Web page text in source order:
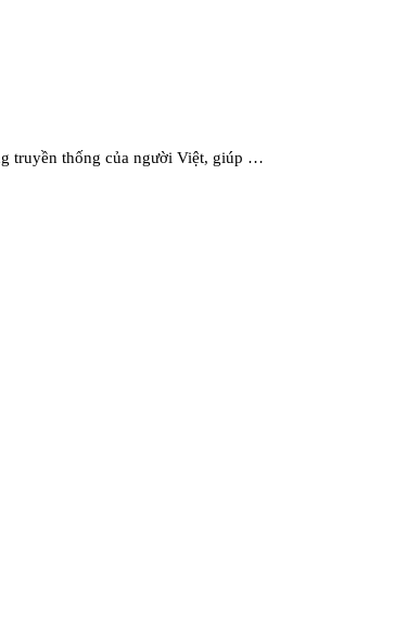
truyền thống của người Việt, giúp …